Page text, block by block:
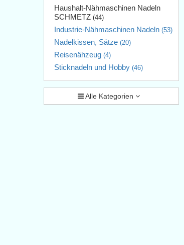
Haushalt-Nähmaschinen Nadeln
SCHMETZ (44)
Industrie-Nähmaschinen Nadeln (53)
Nadelkissen, Sätze (20)
Reisenähzeug (4)
Sticknadeln und Hobby (46)
Alle Kategorien